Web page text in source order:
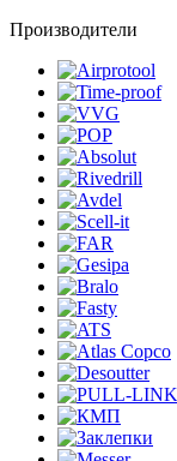
Производители